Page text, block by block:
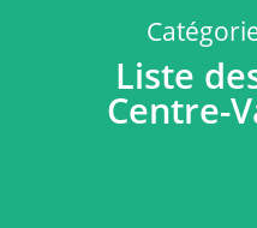
Liste
Centre-